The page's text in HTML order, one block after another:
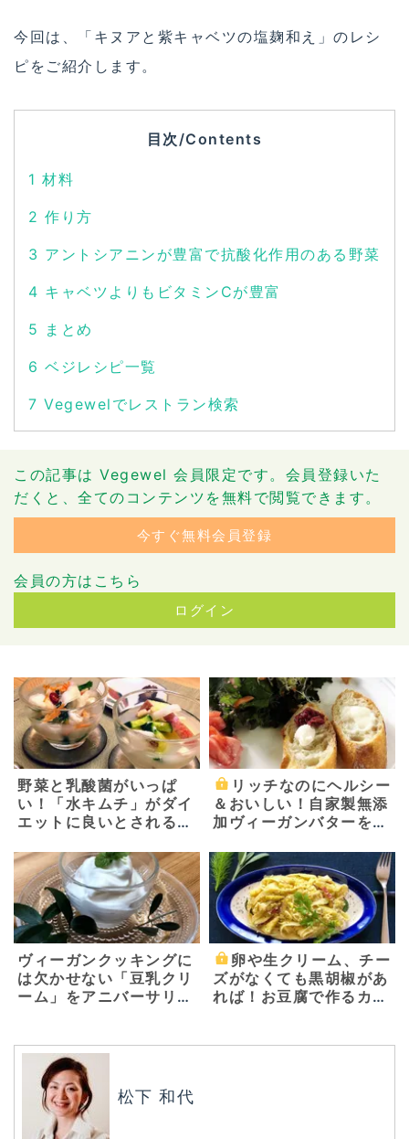
今回は、「キヌアと紫キャベツの塩麹和え」のレシ
ピをご紹介します。
目次/Contents
1 材料
2 作り方
3 アントシアニンが豊富で抗酸化作用のある野菜
4 キャベツよりもビタミンCが豊富
5 まとめ
6 ベジレシピ一覧
7 Vegewelでレストラン検索
この記事は Vegewel 会員限定です。会員登録いた
だくと、全てのコンテンツを無料で閲覧できます。
今すぐ無料会員登録
会員の方はこちら
ログイン
野菜と乳酸菌がいっぱ
い！「水キムチ」がダイ
エットに良いとされる理
素と二種類の水キムチ～
リッチなのにヘルシー
＆おいしい！自家製無添
加ヴィーガンバターを作
ヴィーガンクッキングに
は欠かせない「豆乳クリ
ーム」をアニバーサリー
卵や生クリーム、チー
ズがなくても黒胡椒があ
れば！お豆腐で作るカル
松下 和代